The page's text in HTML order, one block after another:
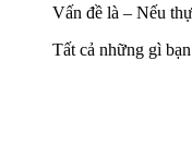
Vấn đề là – Nếu
Tất cả những gì